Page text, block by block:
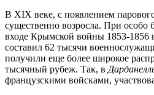
В ХIХ веке, с появлением
существенно возросла. При особо
входе Крымской войны 1853-1856
составил 62 тысячи
получили еще более широкое
тысячный рубеж. Так, в
французскими войсками,